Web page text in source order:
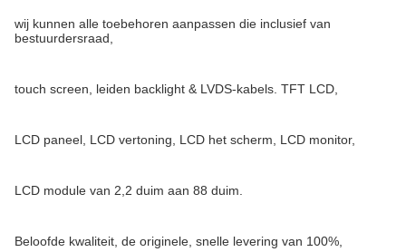
wij kunnen alle toebehoren aanpassen die inclusief van
bestuurdersraad,
touch screen, leiden backlight & LVDS-kabels. TFT LCD,
LCD paneel, LCD vertoning, LCD het scherm, LCD monitor,
LCD module van 2,2 duim aan 88 duim.
Beloofde kwaliteit, de originele, snelle levering van 100%,